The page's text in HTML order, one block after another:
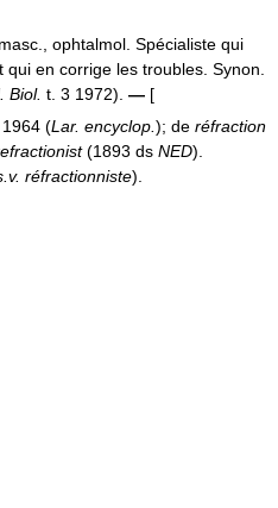
ophtalmol. Spécialiste qui
en corrige les troubles. Synon.
Biol. t. 3 1972). — [
(Lar. encyclop. ); de réfraction
(1893 ds NED).
réfractionniste).